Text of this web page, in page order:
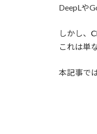
DeepLや
しかし、
これは単
本記事で